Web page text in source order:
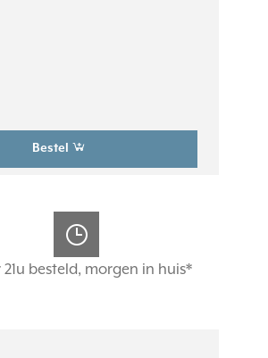
Bestel
21u besteld, morgen in huis*